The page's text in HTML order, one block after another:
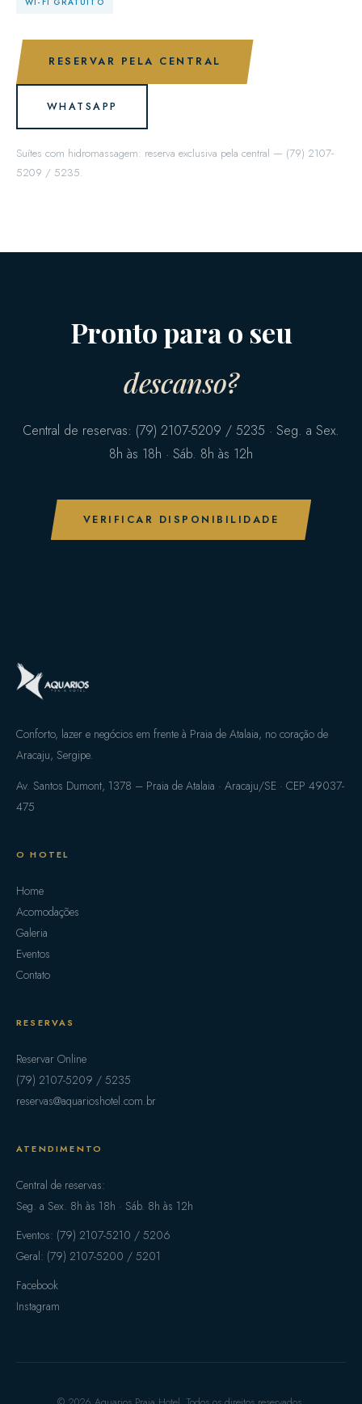
RESERVAR PELA CENTRAL
WHATSAPP
Suítes com hidromassagem: reserva exclusiva pela central — (79) 2107-
5209 / 5235.
Pronto para o seu
descanso?
Central de reservas: (79) 2107-5209 / 5235 · Seg. a Sex.
8h às 18h · Sáb. 8h às 12h
VERIFICAR DISPONIBILIDADE
Conforto, lazer e negócios em frente à Praia de Atalaia, no coração de
Aracaju, Sergipe.
Av. Santos Dumont, 1378 – Praia de Atalaia · Aracaju/SE · CEP 49037-
475
O HOTEL
Home
Acomodações
Galeria
Eventos
Contato
RESERVAS
Reservar Online
(79) 2107-5209 / 5235
reservas@aquarioshotel.com.br
ATENDIMENTO
Central de reservas:
Seg. a Sex. 8h às 18h · Sáb. 8h às 12h
Eventos: (79) 2107-5210 / 5206
Geral: (79) 2107-5200 / 5201
Facebook
Instagram